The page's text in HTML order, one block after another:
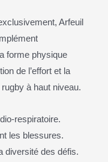
Arfeuil
forme physique
de l’effort et la
à haut niveau.
respiratoire.
les blessures.
diversité des défis.